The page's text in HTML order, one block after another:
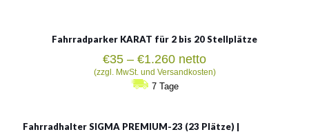
Fahrradparker KARAT für 2 bis 20 Stellplätze
€35 – €1.260Preisspanne:
€35
bis
netto
(zzgl. MwSt. und Versandkosten)
7 Tage
Fahrradhalter SIGMA PREMIUM-23 (23 Plätze) |